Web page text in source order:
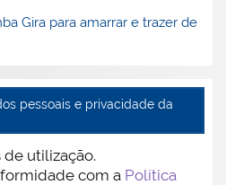
Gira para amarrar e trazer de
pessoais e privacidade da
utilização.
com a Política